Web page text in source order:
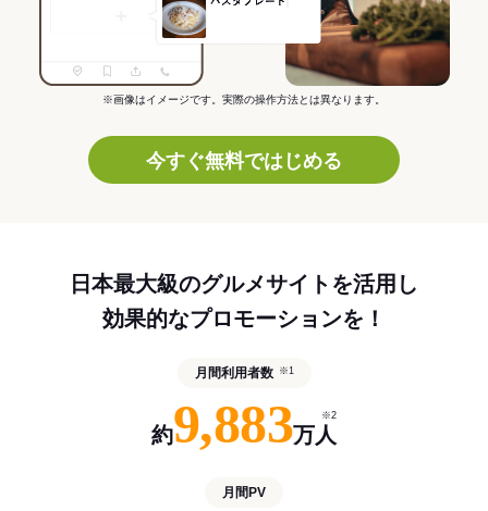
※画像はイメージです。実際の操作方法とは異なります。
今すぐ無料ではじめる
日本最大級のグルメサイトを活用し
効果的なプロモーションを！
月間利用者数 ※1
約9,883万人
※2
月間PV